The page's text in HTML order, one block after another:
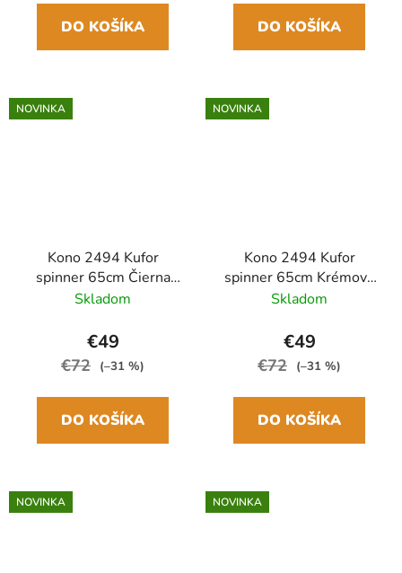
DO KOŠÍKA DO KOŠÍKA
NOVINKA
Kono 2494 Kufor
spinner 65cm Čierna
ABS/Polykarbonát
Skladom
€49
€72 (–31 %)
DO KOŠÍKA
NOVINKA
Kono 2494 Kufor
spinner 65cm Krémová
ABS/Polykarbonát
Skladom
€49
€72 (–31 %)
DO KOŠÍKA
NOVINKA NOVINKA